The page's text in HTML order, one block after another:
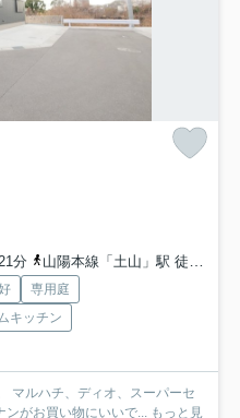
分
山陽本線「土山」駅 徒歩21分
専用庭
キッチン
マルハチ、ディオ、スーパーセ
がお買い物にいいで...
もっと見